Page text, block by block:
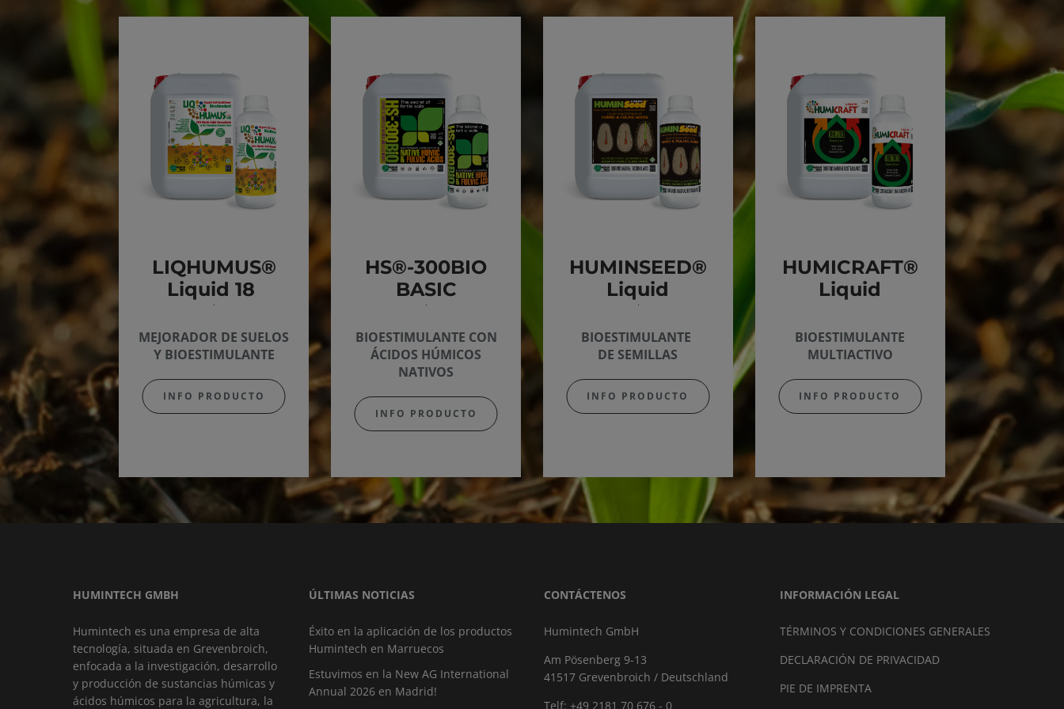
LIQHUMUS®
Liquid 18
MEJORADOR DE SUELOS
Y BIOESTIMULANTE
INFO PRODUCTO
HS®-300BIO
BASIC
BIOESTIMULANTE CON
ÁCIDOS HÚMICOS
NATIVOS
INFO PRODUCTO
HUMINSEED®
Liquid
BIOESTIMULANTE
DE SEMILLAS
INFO PRODUCTO
HUMICRAFT®
Liquid
BIOESTIMULANTE
MULTIACTIVO
INFO PRODUCTO
HUMINTECH GMBH
Humintech es una empresa de alta
tecnología, situada en Grevenbroich,
enfocada a la investigación, desarrollo
y producción de sustancias húmicas y
ácidos húmicos para la agricultura, la
ÚLTIMAS NOTICIAS
Éxito en la aplicación de los productos
Humintech en Marruecos
Estuvimos en la New AG International
Annual 2026 en Madrid!
CONTÁCTENOS
Humintech GmbH
Am Pösenberg 9-13
41517 Grevenbroich / Deutschland
Telf: +49 2181 70 676 - 0
INFORMACIÓN LEGAL
TÉRMINOS Y CONDICIONES GENERALES
DECLARACIÓN DE PRIVACIDAD
PIE DE IMPRENTA